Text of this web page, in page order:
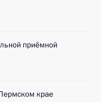
приёмной
крае